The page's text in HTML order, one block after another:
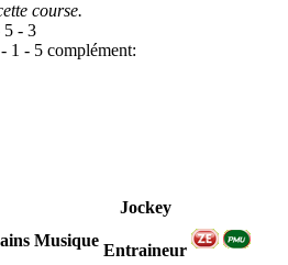
course.
5 - 3
- 1 - 5 complément:
Musique
Jockey
Entraineur